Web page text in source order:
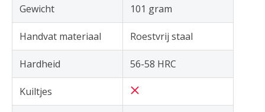
Gewicht 101 gram
Handvat materiaal Roestvrij staal
Hardheid 56-58 HRC
Kuiltjes